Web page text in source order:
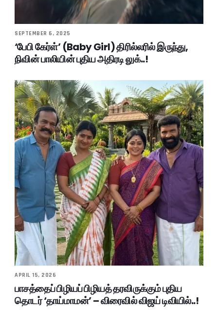
SEPTEMBER 6, 2025
‘பேபி கேர்ள்’ (Baby Girl) திரில்லரில் இருந்து,
நிவின் பாலியின் புதிய அதிரடி லுக்..!
APRIL 15, 2026
பாசத்தைப் பிழியப் பிழியத் தரவிருக்கும் புதிய
தொடர் ‘தாய்மாமன்’ – விரைவில் விஜய் டிவியில்..!